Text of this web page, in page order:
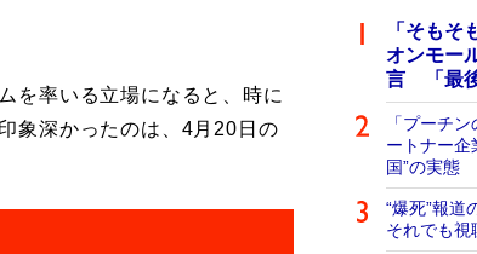
を率いる立場になると、時に
象深かったのは、4月20日の
「そも
オンモー
言 「最
「プーチ
ートナー企
国”の実態
“爆死”報
それでも視